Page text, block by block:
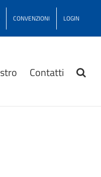
CONVENZIONI LOGIN
Contatti